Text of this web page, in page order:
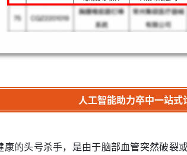
人工智能助力卒中一站式
康的头号杀手，是由于脑部血管突然破裂